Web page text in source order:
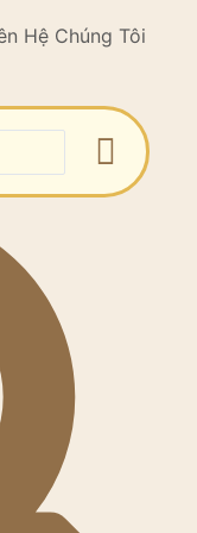
Hệ Chúng Tôi